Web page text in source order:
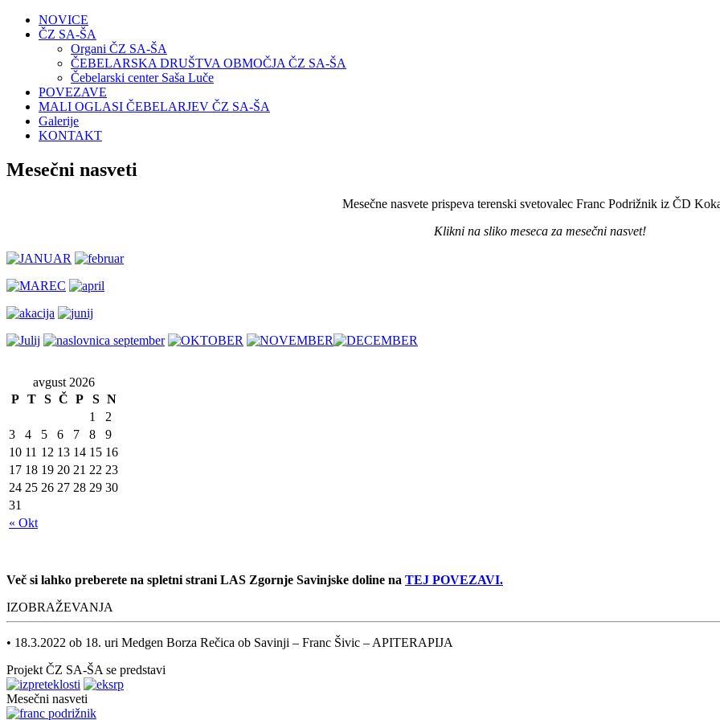
NOVICE
ČZ SA-ŠA
Organi ČZ SA-ŠA
ČEBELARSKA DRUŠTVA OBMOČJA ČZ SA-ŠA
Čebelarski center Saša Luče
POVEZAVE
MALI OGLASI ČEBELARJEV ČZ SA-ŠA
Galerije
KONTAKT
Mesečni nasveti
Mesečne nasvete prispeva terenski svetovalec Franc Podrižnik iz ČD
Klikni na sliko meseca za mesečni nasvet!
avgust 2026
P T S Č P S N
« Okt
1
2
3
4 5 6 7 8
9
10 11 12 13 14 15 16
17 18 19 20 21 22 23
24 25 26 27 28 29 30
31
Več si lahko preberete na spletni strani LAS Zgornje Savinjske doline na TEJ POVEZAVI.
IZOBRAŽEVANJA
• 18.3.2022 ob 18. uri Medgen Borza Rečica ob Savinji – Franc Šivic – APITERAPIJA
Projekt ČZ SA-ŠA se predstavi
Mesečni nasveti